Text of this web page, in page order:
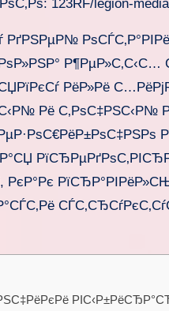
123RF/legion-
РґРЅРµР№
РёР»Рё
Рё С‚РѕС‡РЅС‹Р№
РєР°Рє